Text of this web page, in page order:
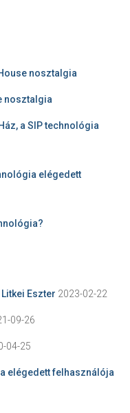
nosztalgia
nosztalgia
a SIP technológia
elégedett
Eszter 2023-02-22
09-26
04-25
elégedett felhasználója